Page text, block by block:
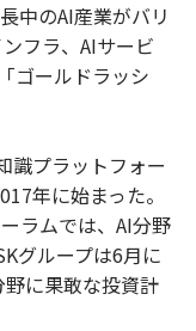
中のAI産業がバリ
フラ、AIサービ
ゴールドラッシ
識プラットフォー
年に始まった。
ラムでは、AI分野
グループは6月に
に果敢な投資計